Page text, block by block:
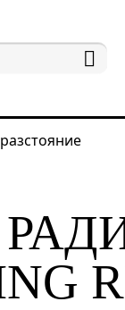
радиация